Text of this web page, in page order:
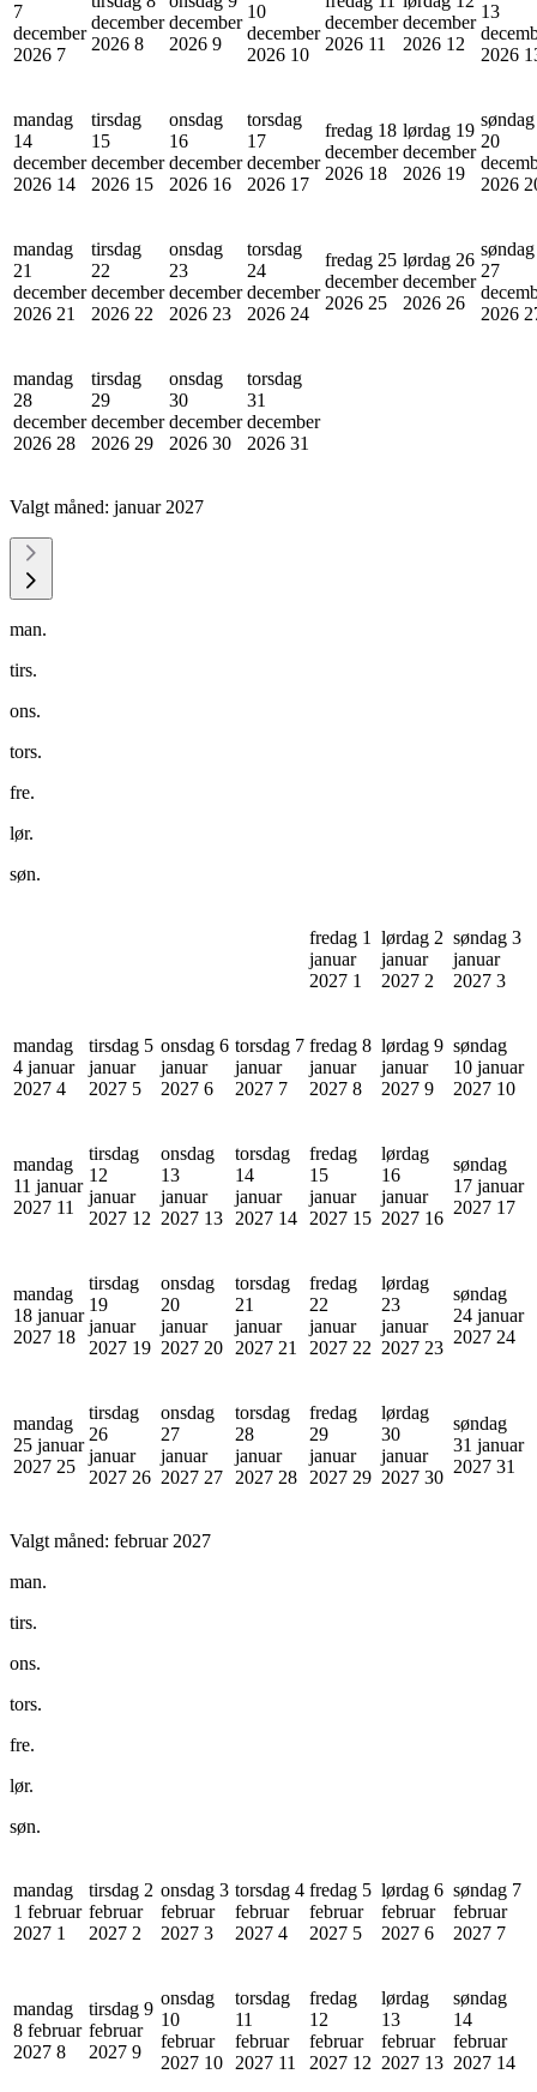
7
december
2026 7
december
2026 8
december
2026 9
10
december
2026 10
december
2026 11
december
2026 12
13
2026
mandag
14
december
2026 14
tirsdag
15
december
2026 15
onsdag
16
december
2026 16
torsdag
17
december
2026 17
fredag 18
december
2026 18
lørdag 19
december
2026 19
søndag
20
2026
mandag
21
december
2026 21
tirsdag
22
december
2026 22
onsdag
23
december
2026 23
torsdag
24
december
2026 24
fredag 25
december
2026 25
lørdag 26
december
2026 26
søndag
27
2026
mandag
28
december
2026 28
tirsdag
29
december
2026 29
onsdag
30
december
2026 30
torsdag
31
december
2026 31
Valgt måned: januar 2027
man.
tirs.
ons.
tors.
fre.
lør.
søn.
fredag 1
januar
2027 1
lørdag 2
januar
2027 2
søndag 3
januar
2027 3
mandag
4 januar
2027 4
tirsdag 5
januar
2027 5
onsdag 6
januar
2027 6
torsdag 7
januar
2027 7
fredag 8
januar
2027 8
lørdag 9
januar
2027 9
søndag
10 januar
2027 10
mandag
11 januar
2027 11
tirsdag
12
januar
2027 12
onsdag
13
januar
2027 13
torsdag
14
januar
2027 14
fredag
15
januar
2027 15
lørdag
16
januar
2027 16
søndag
17 januar
2027 17
mandag
18 januar
2027 18
tirsdag
19
januar
2027 19
onsdag
20
januar
2027 20
torsdag
21
januar
2027 21
fredag
22
januar
2027 22
lørdag
23
januar
2027 23
søndag
24 januar
2027 24
mandag
25 januar
2027 25
tirsdag
26
januar
2027 26
onsdag
27
januar
2027 27
torsdag
28
januar
2027 28
fredag
29
januar
2027 29
lørdag
30
januar
2027 30
søndag
31 januar
2027 31
Valgt måned: februar 2027
man.
tirs.
ons.
tors.
fre.
lør.
søn.
mandag
1 februar
2027 1
tirsdag 2
februar
2027 2
onsdag 3
februar
2027 3
torsdag 4
februar
2027 4
fredag 5
februar
2027 5
lørdag 6
februar
2027 6
søndag 7
februar
2027 7
mandag
8 februar
2027 8
tirsdag 9
februar
2027 9
onsdag
10
februar
2027 10
torsdag
11
februar
2027 11
fredag
12
februar
2027 12
lørdag
13
februar
2027 13
søndag
14
februar
2027 14